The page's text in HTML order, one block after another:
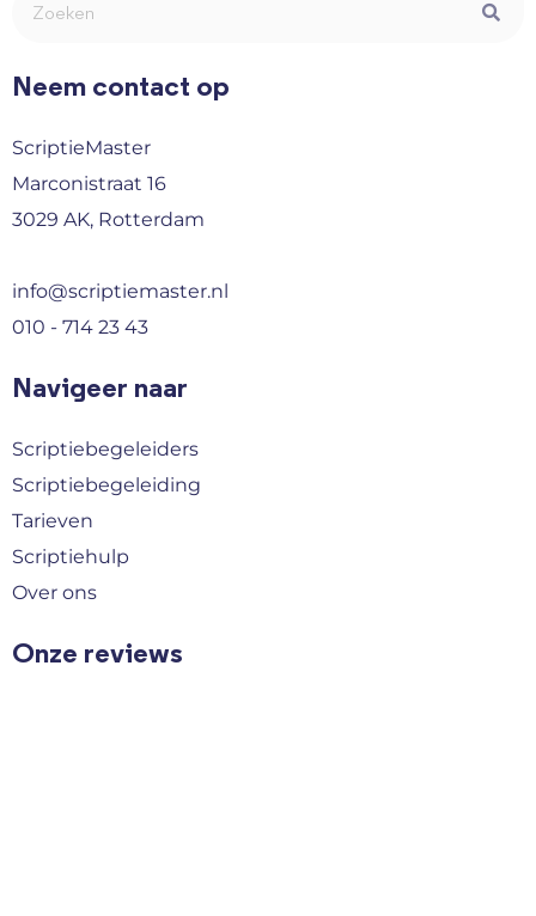
Neem contact op
ScriptieMaster
Marconistraat 16
3029 AK, Rotterdam
info@scriptiemaster.nl
010 - 714 23 43
Navigeer naar
Scriptiebegeleiders
Scriptiebegeleiding
Tarieven
Scriptiehulp
Over ons
Onze reviews